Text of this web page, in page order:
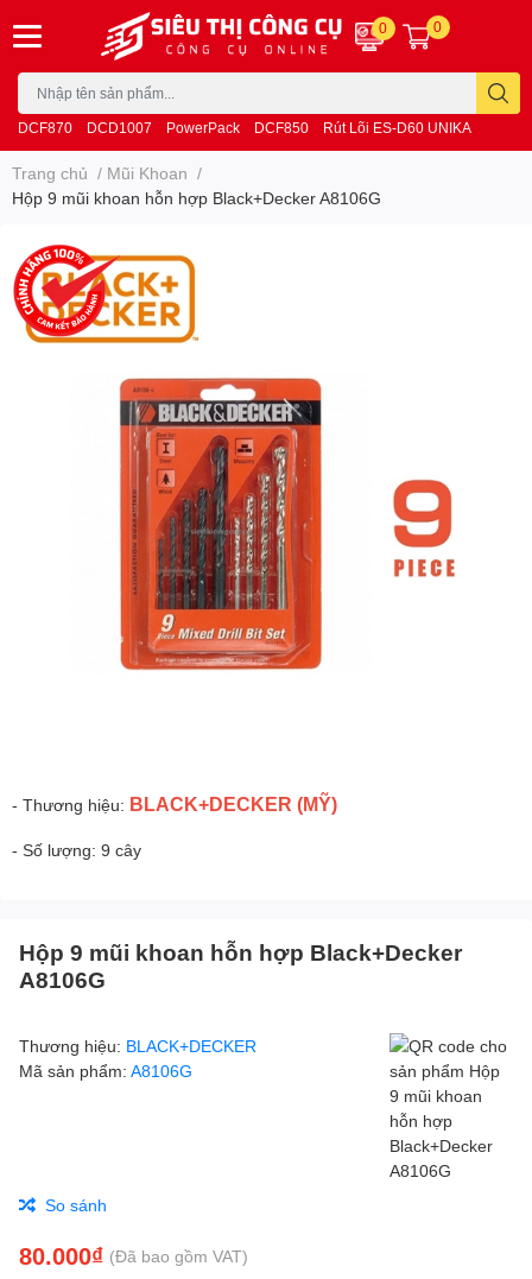
DCF870 DCD1007 PowerPack DCF850 Rút Lõi ES-D60 UNIKA
0 0
Trang chủ / Mũi Khoan /
Hộp 9 mũi khoan hỗn hợp Black+Decker A8106G
- Thương hiệu: BLACK+DECKER (MỸ)
- Số lượng: 9 cây
Hộp 9 mũi khoan hỗn hợp Black+Decker
A8106G
Thương hiệu: BLACK+DECKER
Mã sản phẩm: A8106G
So sánh
80.000₫ (Đã bao gồm VAT)